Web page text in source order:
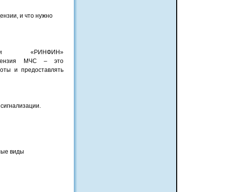
и что нужно
«РИНФИН»
МЧС – это
и предоставлять
виды